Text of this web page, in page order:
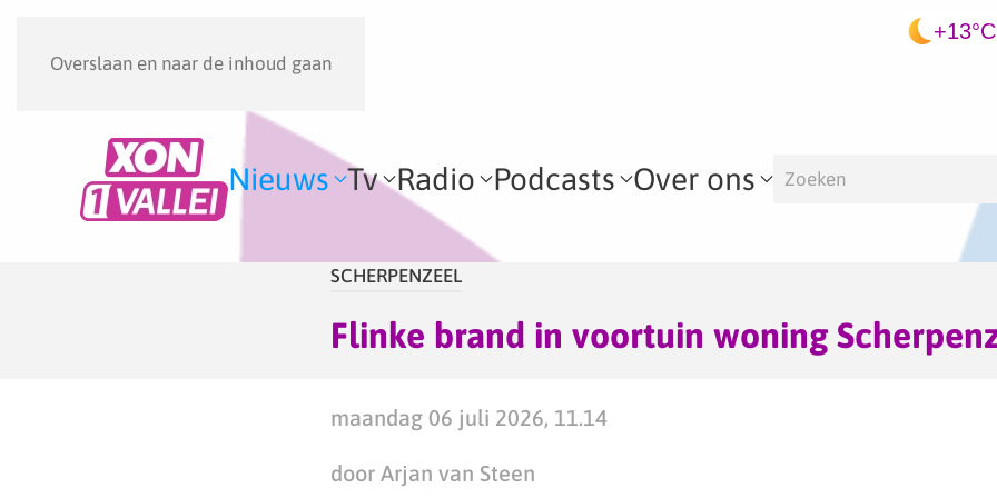
Overslaan en naar de inhoud gaan
+13°C
Nieuws Tv Radio Podcasts Over ons
SCHERPENZEEL
Flinke brand in voortuin woning
maandag 06 juli 2026, 11.14
door Arjan van Steen